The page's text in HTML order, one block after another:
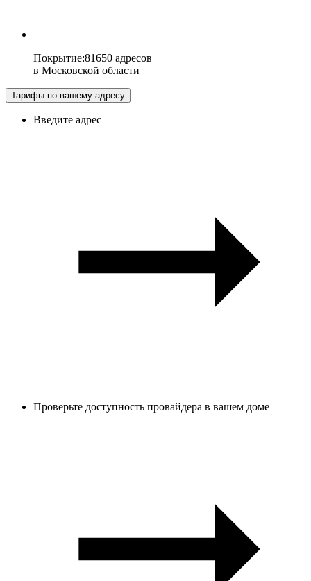
Покрытие:81650 адресов
в Московской области
Тарифы по вашему адресу
Введите адрес
Проверьте доступность провайдера в вашем доме